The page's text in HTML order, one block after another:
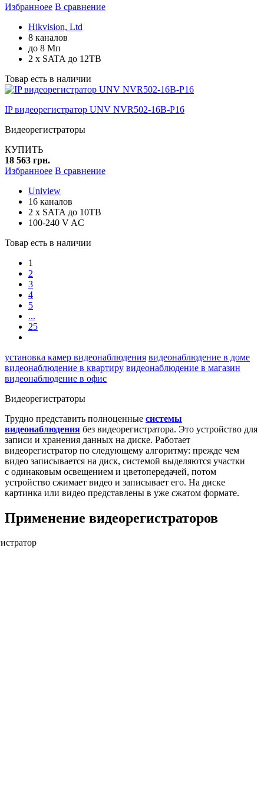
Избранноее В сравнение
Hikvision, Ltd
8 каналов
до 8 Мп
2 x SATA до 12TB
Товар есть в наличии
IP видеорегистратор UNV NVR502-16B-P16
Видеорегистраторы
КУПИТЬ
18 563 грн.
Избранноее В сравнение
Uniview
16 каналов
2 x SATA до 10TB
100-240 V AC
Товар есть в наличии
1
2
3
4
5
...
25
установка камер видеонаблюдения видеонаблюдение в доме
видеонаблюдение в квартиру видеонаблюдение в магазин
видеонаблюдение в офис
Видеорегистраторы
Трудно представить полноценные системы
видеонаблюдения без видеорегистратора. Это устройство для
записи и хранения данных на диске. Работает
видеорегистратор по следующему алгоритму: прежде чем
видео записывается на диск, системой выделяются участки
с одинаковым освещением и цветопередачей, потом
устройство сжимает видео и записывает его. На диске
картинка или видео представлены в уже сжатом формате.
Применение видеорегистраторов